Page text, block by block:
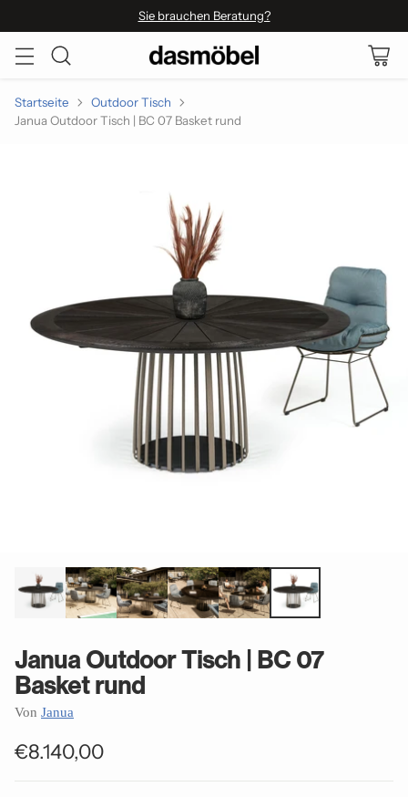
Sie brauchen Beratung?
Startseite
Outdoor Tisch
Janua Outdoor Tisch | BC 07 Basket rund
Janua Outdoor Tisch | BC 07
Basket rund
Von Janua
Normaler
€8.140,00